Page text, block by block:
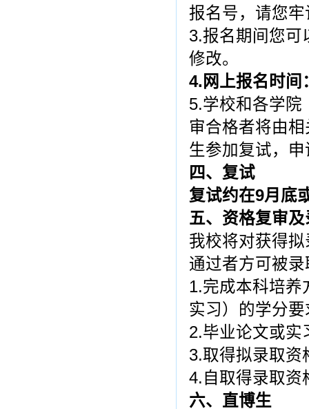
报名号，请您
3.报名期间您可
修改。
4.网上报名时
5.学校和各学院
审合格者将由
生参加复试，
四、复试
复试约在9月底
五、资格复审及
我校将对获得
通过者方可被
1.完成本科培养
实习）的学分要
2.毕业论文或实
3.取得拟录取资
4.自取得录取资
六、直博生